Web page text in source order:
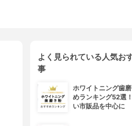
よく見られている人気お
事
ホワイトニング歯
めランキング52選
い市販品を中心に